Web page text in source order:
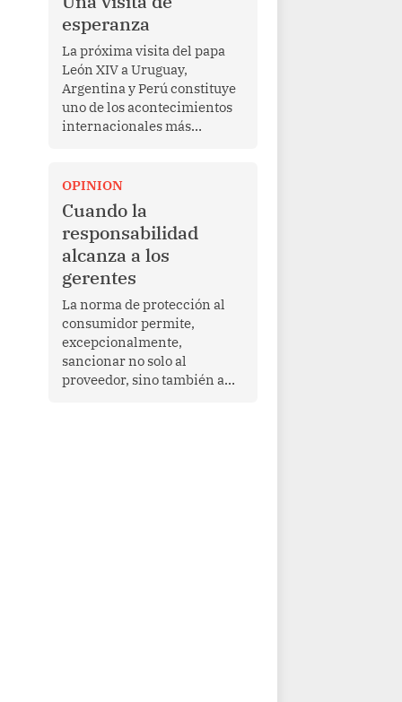
esperanza
La próxima visita del papa
León XIV a Uruguay,
Argentina y Perú constituye
uno de los acontecimientos
internacionales más
Más allá de su dimensión
religiosa, esta gira
representa una oportunidad
para reafirmar el valor del
diálogo, fortalecer los
vínculos entre los pueblos y
proyectar una imagen de
cooperación en una región
que enfrenta desafíos en
materia de desarrollo,
cohesión social y
gobernabilidad.
OPINION
Cuando la
responsabilidad
alcanza a los
gerentes
La norma de protección al
consumidor permite,
excepcionalmente,
sancionar no solo al
proveedor, sino también a